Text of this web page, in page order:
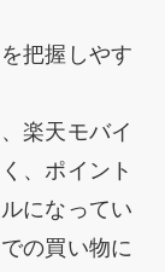
把握しやす
楽天モバイ
、ポイント
になってい
の買い物に